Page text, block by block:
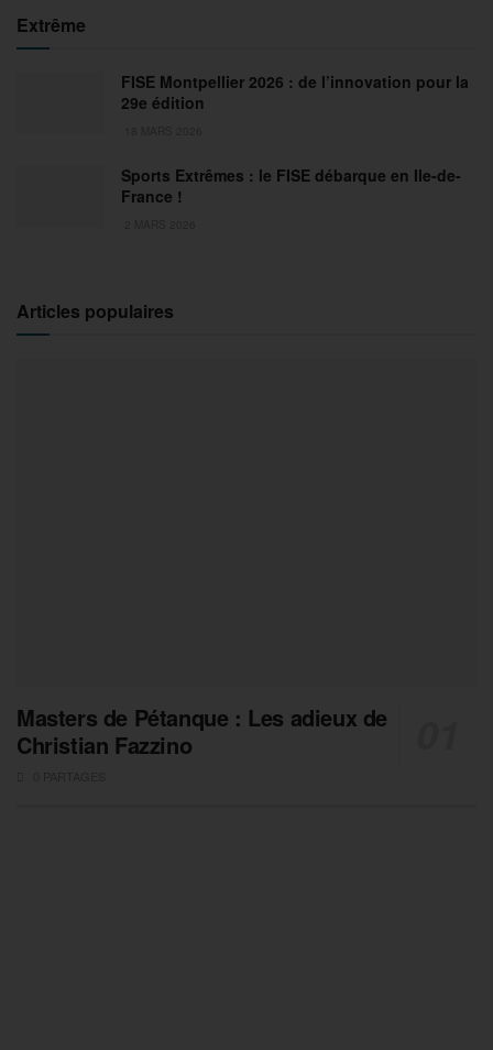
Extrême
FISE Montpellier 2026 : de l’innovation pour la
29e édition
Sports Extrêmes : le FISE débarque en Ile-de-
France !
Articles populaires
Masters de Pétanque : Les adieux de
Christian Fazzino